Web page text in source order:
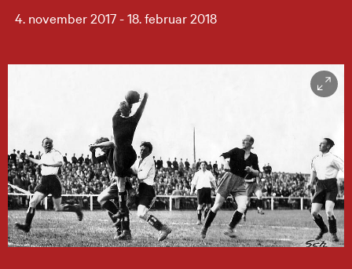
4. november 2017 - 18. februar 2018